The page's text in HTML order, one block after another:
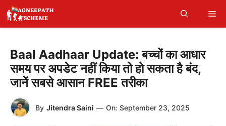
Skip
content
Baal Aadhaar Update: बच्चों का आधार
समय पर अपडेट नहीं किया तो हो सकता है बंद,
जानें सबसे आसान FREE तरीका
By Jitendra Saini — On: September 23, 2025